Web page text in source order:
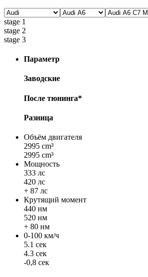
stage 1
stage 2
stage 3
Параметр
Заводские
После тюнинга*
Разница
Объём двигателя
2995 cm³
2995 cm³
Мощность
333 лс
420 лс
+ 87 лс
Крутящий момент
440 нм
520 нм
+ 80 нм
0-100 км/ч
5.1 сек
4.3 сек
-0,8 сек